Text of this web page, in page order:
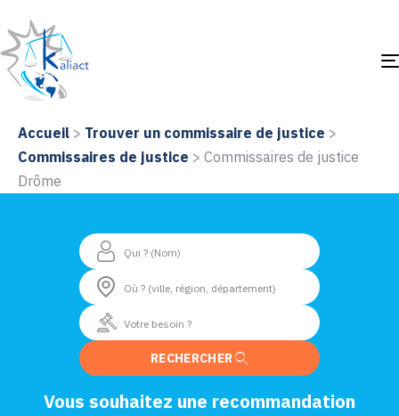
Accueil > Trouver un commissaire de justice >
Commissaires de justice > Commissaires de justice
Drôme
RECHERCHER
Vous souhaitez une recommandation